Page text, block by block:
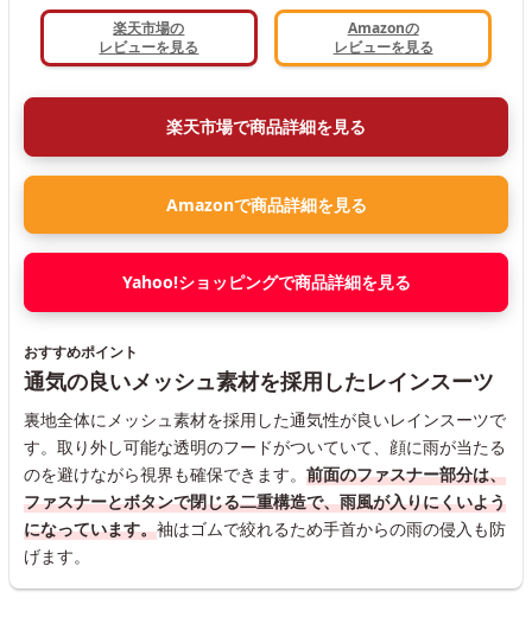
楽天市場の
レビューを見る
Amazonの
レビューを見る
楽天市場で商品詳細を見る
Amazonで商品詳細を見る
Yahoo!ショッピングで商品詳細を見る
おすすめポイント
通気の良いメッシュ素材を採用したレインスーツ
裏地全体にメッシュ素材を採用した通気性が良いレインスーツで
す。取り外し可能な透明のフードがついていて、顔に雨が当たる
のを避けながら視界も確保できます。 前面のファスナー部分は、
ファスナーとボタンで閉じる二重構造で、雨風が入りにくいよう
になっています。袖はゴムで絞れるため手首からの雨の侵入も防
げます。